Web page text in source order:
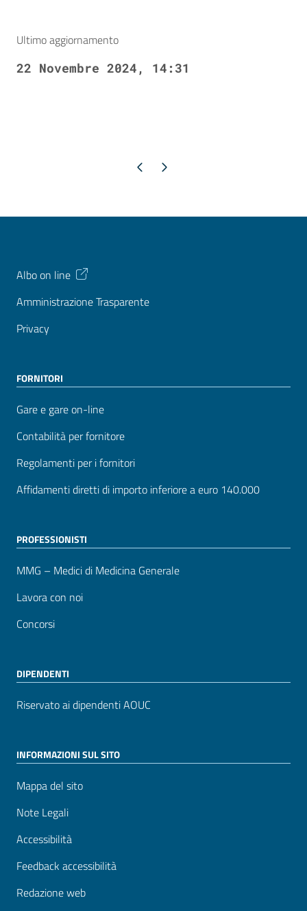
Ultimo aggiornamento
22 Novembre 2024, 14:31
Pagina precedente
Pagina successiva
Albo on line
Amministrazione Trasparente
Privacy
FORNITORI
Gare e gare on-line
Contabilità per fornitore
Regolamenti per i fornitori
Affidamenti diretti di importo inferiore a euro 140.000
PROFESSIONISTI
MMG – Medici di Medicina Generale
Lavora con noi
Concorsi
DIPENDENTI
Riservato ai dipendenti AOUC
INFORMAZIONI SUL SITO
Mappa del sito
Note Legali
Accessibilità
Feedback accessibilità
Redazione web